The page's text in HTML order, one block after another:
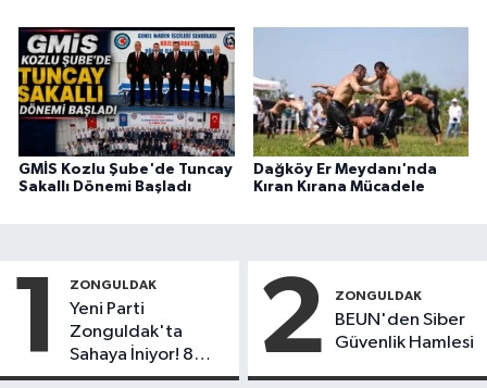
GMİS Kozlu Şube'de Tuncay
Sakallı Dönemi Başladı
Dağköy Er Meydanı'nda
Kıran Kırana Mücadele
1 ZONGULDAK
Yeni Parti
Zonguldak'ta
Sahaya İniyor! 8
İlçede Kurucu
2 ZONGULDAK
BEUN'den Siber
Güvenlik Hamlesi